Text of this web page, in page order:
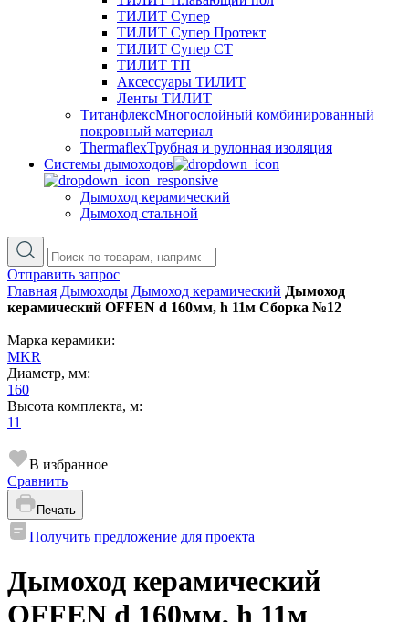
ТИЛИТ Супер
ТИЛИТ Супер Протект
ТИЛИТ Супер СТ
ТИЛИТ ТП
Аксессуары ТИЛИТ
Ленты ТИЛИТ
ТитанфлексМногослойный комбинированный
покровный материал
ThermaflexТрубная и рулонная изоляция
Cистемы дымоходов
Дымоход керамический
Дымоход стальной
Отправить запрос
Главная Дымоходы Дымоход керамический Дымоход
керамический OFFEN d 160мм, h 11м Сборка №12
Марка керамики:
MKR
Диаметр, мм:
160
Высота комплекта, м:
11
В избранное
Сравнить
Печать
Получить предложение для проекта
Дымоход керамический
OFFEN d 160мм, h 11м